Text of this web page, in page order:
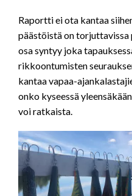
Raportti ei ota kantaa
päästöistä on torjuttavissa
osa syntyy joka
rikkoontumisten
kantaa vapaa-
onko kyseessä
voi ratkaista.